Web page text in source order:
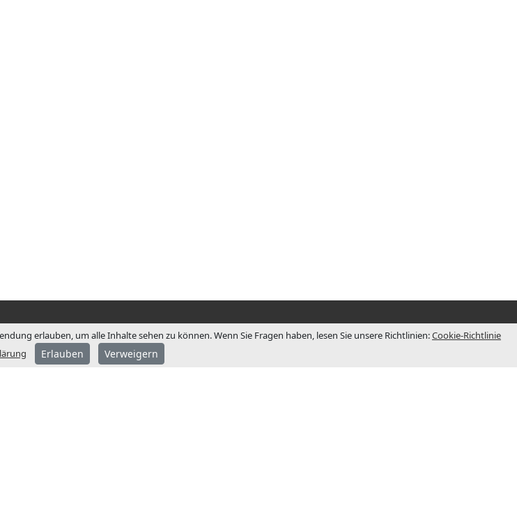
ÜBER JCM
erlauben, um alle Inhalte sehen zu können. Wenn Sie Fragen haben, lesen Sie unsere Richtlinien:Cookie-Richtlinie
Erlauben Verweigern